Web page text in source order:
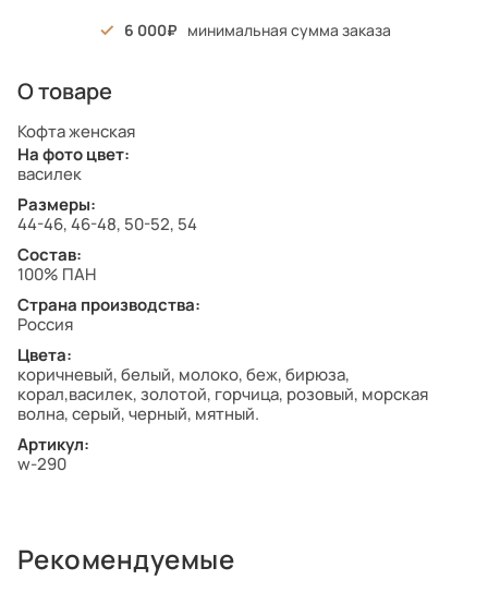
6 000 минимальная сумма заказа
О товаре
Кофта женская
На фото цвет:
василек
Размеры:
44-46, 46-48, 50-52, 54
Состав:
100% ПАН
Страна производства:
Россия
Цвета:
коричневый, белый, молоко, беж, бирюза,
корал,василек, золотой, горчица, розовый, морская
волна, серый, черный, мятный.
Артикул:
w-290
Рекомендуемые